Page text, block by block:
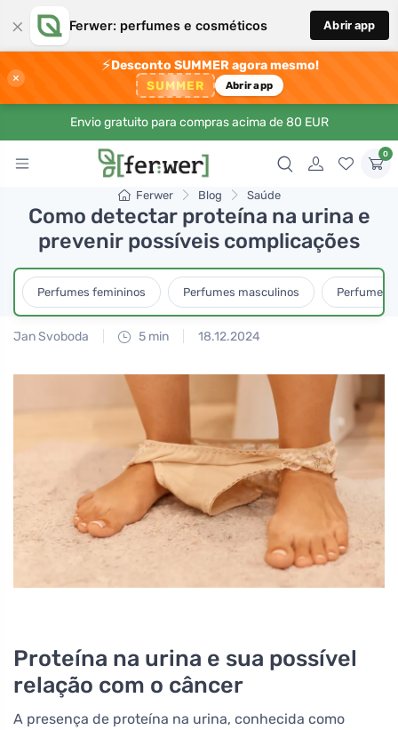
× Ferwer: perfumes e cosméticos Abrir app
×
⚡Desconto SUMMER agora mesmo!
SUMMER Abrir app
Envio gratuito para compras acima de 80 EUR
0
Ferwer Blog Saúde
Como detectar proteína na urina e
prevenir possíveis complicações
Perfumes femininos Perfumes masculinos Perfumes
Jan Svoboda 5 min 18.12.2024
Proteína na urina e sua possível
relação com o câncer
A presença de proteína na urina, conhecida como